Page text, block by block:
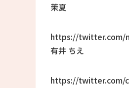
茉夏
https://twitter.com/
有井 ちえ
https://twitter.com/